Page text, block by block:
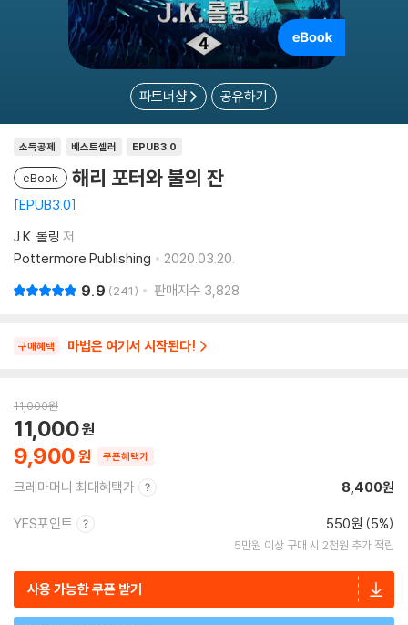
파트너샵 공유하기
소득공제 베스트셀러 EPUB3.0
eBook 해리 포터와 불의 잔
EPUB3.0
J.K. 롤링 저
Pottermore Publishing
2020.03.20.
9.9 241 판매지수 3,828
구매혜택 마법은 여기서 시작된다!
11,000원
9,900
11,000
쿠폰혜택가
크레마머니 최대혜택가 8,400원
YES포인트 550원 (5%)
5만원 이상 구매 시 2천원 추가 적립
사용 가능한 쿠폰 받기